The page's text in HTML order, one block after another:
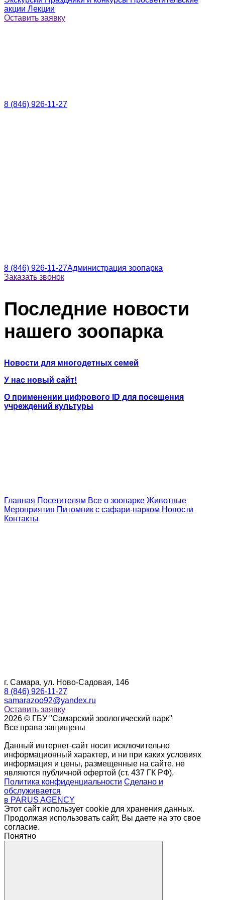
акции Лекции
Оставить заявку
8 (846) 926-11-27
8 (846) 926-11-27Администрация зоопарка
Заказать звонок
Последние новости
нашего зоопарка
Новости для многодетных семей
У нас новый сайт!
О применении цифрового ID для посещения
учреждений культуры
Главная Посетителям Все о зоопарке Животные
Мероприятия Питомник с сафари-парком Новости
Контакты
г. Самара, ул. Ново-Садовая, 146
8 (846) 926-11-27
samarazoo92@yandex.ru
Оставить заявку
2026 © ГБУ "Самарский зоологический парк"
Все права защищены
Данный интернет-сайт носит исключительно
информационный характер, и ни при каких условиях
информация и цены, размещенные на сайте, не
являются публичной офертой (ст. 437 ГК РФ).
Политика конфиденциальности Сделано и
обслуживается
в PARUS AGENCY
Этот сайт использует cookie для хранения данных.
Продолжая использовать сайт, Вы даете на это свое
согласие.
Понятно